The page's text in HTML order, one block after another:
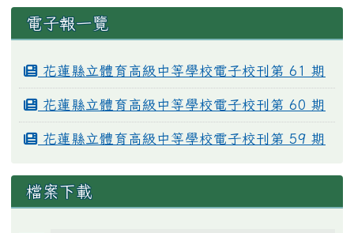
電子報一覽
花蓮縣立體育高級中等學校電子校刊第 61 期
花蓮縣立體育高級中等學校電子校刊第 60 期
花蓮縣立體育高級中等學校電子校刊第 59 期
檔案下載